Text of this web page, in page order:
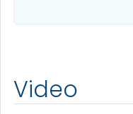
Video